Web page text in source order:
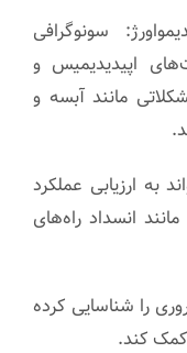
سونوگرافی
اپیدیدیمیس و
مانند آبسه و
به ارزیابی عملکرد
انسداد راه‌های
را شناسایی کرده
کند.